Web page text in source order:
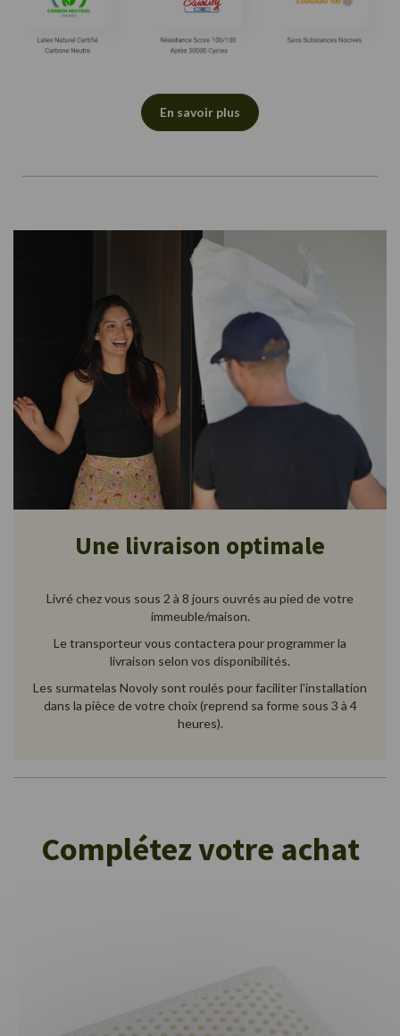
En savoir plus
Une livraison optimale
Livré chez vous sous 2 à 8 jours ouvrés au pied de votre
immeuble/maison.
Le transporteur vous contactera pour programmer la
livraison selon vos disponibilités.
Les surmatelas Novoly sont roulés pour faciliter l'installation
dans la pièce de votre choix (reprend sa forme sous 3 à 4
heures).
Complétez votre achat